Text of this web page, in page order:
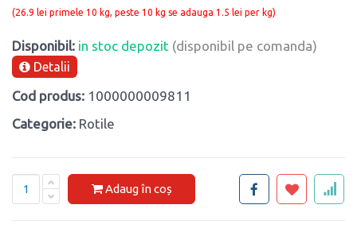
(26.9 lei primele 10 kg, peste 10 kg se adauga 1.5 lei per kg)
Disponibil: in stoc depozit (disponibil pe comanda)
Detalii
Cod produs: 1000000009811
Categorie: Rotile
Adaug în coș